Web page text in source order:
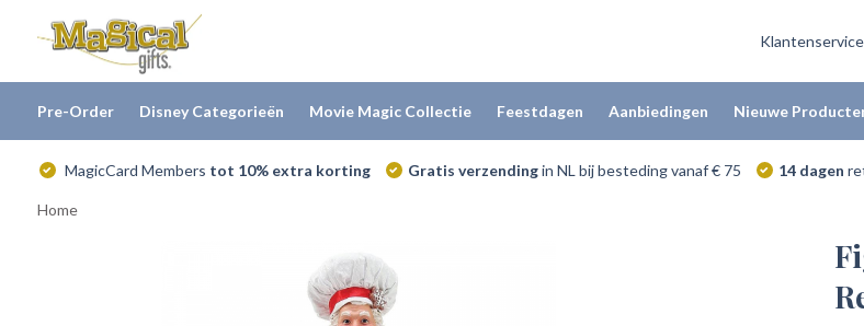
Klantenservice
Pre-Order Disney Categorieën Movie Magic Collectie Feestdagen Aanbiedingen Nieuwe
MagicCard Members tot 10% extra korting Gratis verzendingin NL bij besteding vanaf € 75 14 dagen
Home